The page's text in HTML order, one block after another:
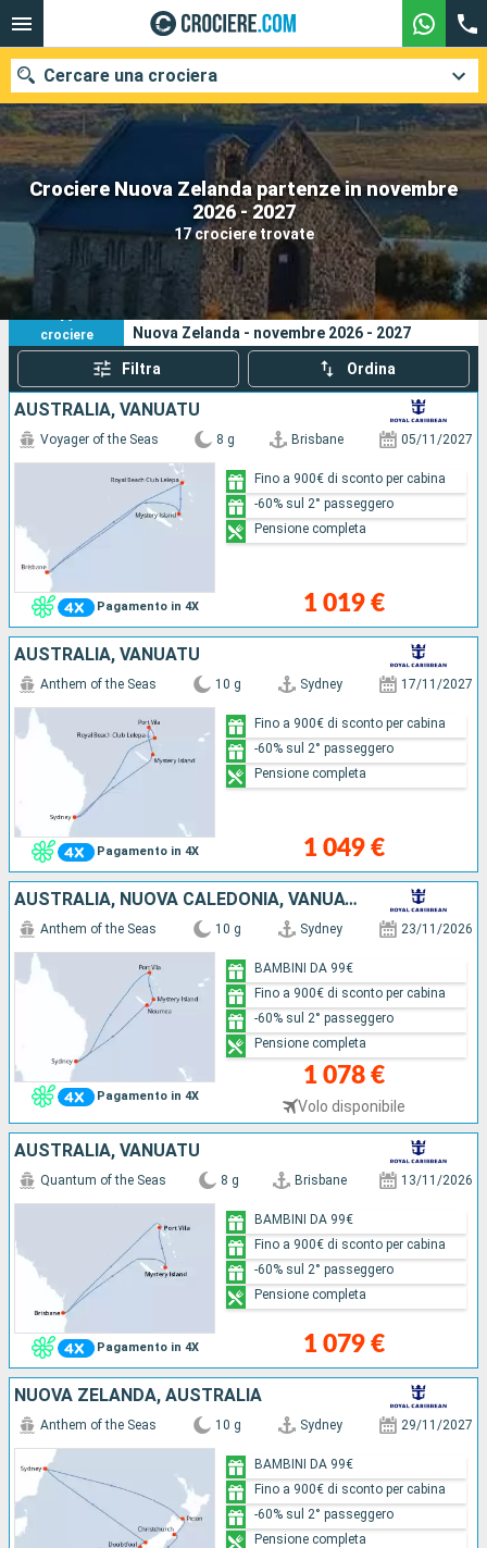
Crociere Nuova Zelanda partenze in novembre
2026 - 2027
17 crociere trovate
Cercare una crociera
Le nostre destinazioni
Mesi di partenza
Porti Compagnie
Ricerca
17
crociere
I tuoi criteri di ricerca:
Nuova Zelanda - novembre 2026 - 2027
Filtra Ordina
AUSTRALIA, VANUATU
Pagamento in 4X
Voyager of the Seas 8 g Brisbane 05/11/2027
1 019 €
Fino a 900€ di sconto per cabina
-60% sul 2° passeggero
Pensione completa
AUSTRALIA, VANUATU
Pagamento in 4X
Anthem of the Seas 10 g Sydney 17/11/2027
1 049 €
Fino a 900€ di sconto per cabina
-60% sul 2° passeggero
Pensione completa
AUSTRALIA, NUOVA CALEDONIA, VANUATU
Pagamento in 4X
Anthem of the Seas 10 g Sydney 23/11/2026
1 078 €
Volo disponibile
BAMBINI DA 99€
Fino a 900€ di sconto per cabina
-60% sul 2° passeggero
Pensione completa
AUSTRALIA, VANUATU
Pagamento in 4X
Quantum of the Seas 8 g Brisbane 13/11/2026
1 079 €
BAMBINI DA 99€
Fino a 900€ di sconto per cabina
-60% sul 2° passeggero
Pensione completa
NUOVA ZELANDA, AUSTRALIA
Anthem of the Seas 10 g Sydney 29/11/2027
BAMBINI DA 99€
Fino a 900€ di sconto per cabina
-60% sul 2° passeggero
Pensione completa